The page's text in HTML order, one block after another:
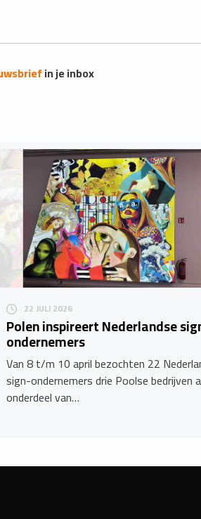
in je inbox
22 JULI 2026
Polen inspireert Nederlandse
ondernemers
Van 8 t/m 10 april bezochten 22
sign-ondernemers drie Poolse bedrijven
onderdeel van…